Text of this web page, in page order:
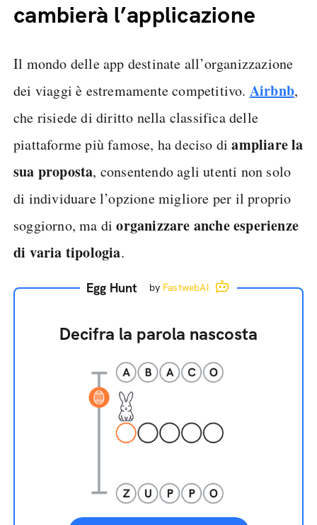
cambierà l’applicazione
Il mondo delle app destinate all’organizzazione
dei viaggi è estremamente competitivo. Airbnb,
che risiede di diritto nella classifica delle
piattaforme più famose, ha deciso diampliare la
sua proposta, consentendo agli utenti non solo
di individuare l’opzione migliore per il proprio
soggiorno, ma diorganizzare anche esperienze
di varia tipologia.
Egg Hunt by FastwebAI
Decifra la parola nascosta